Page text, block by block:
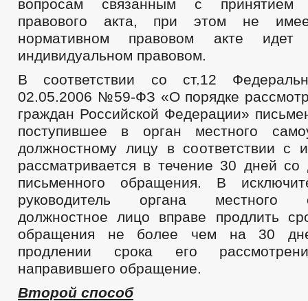
_
Правовые акты
Устав
Решения
Модельные акты
Порядок обжалования муниципальных актов
Проекты к обсуждению
Проекты Решений
Проекты Постановлений
Порядок обжалования НПА
Распоряжения администрации
Постановления администрации
Административные регламенты
Федеральные законы
_
Бюджет
Бюджет по годам
Отчет об исполнении бюджета
_
Муниципальные услуги
Нормативно-правовые акты
вопросам связанным с принятием
правового акта, при этом не
нормативном правовом акте
индивидуальном правовом.
В соответствии со ст.12
02.05.2006 №59-ФЗ «О порядке
граждан Российской Федерации»
поступившее в орган местного
должностному лицу в соответствии с
рассматривается в течение 30 дней со
письменного обращения. В
руководитель органа местного
должностное лицо вправе продлить
обращения не более чем на 30
продлении срока его
направившего обращение.
Второй способ